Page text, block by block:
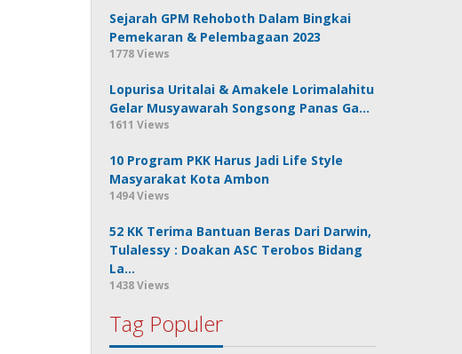
Sejarah GPM Rehoboth Dalam Bingkai
Pemekaran & Pelembagaan 2023
1778 Views
Lopurisa Uritalai & Amakele Lorimalahitu
Gelar Musyawarah Songsong Panas Ga…
1611 Views
10 Program PKK Harus Jadi Life Style
Masyarakat Kota Ambon
1494 Views
52 KK Terima Bantuan Beras Dari Darwin,
Tulalessy : Doakan ASC Terobos Bidang
La…
1438 Views
Tag Populer